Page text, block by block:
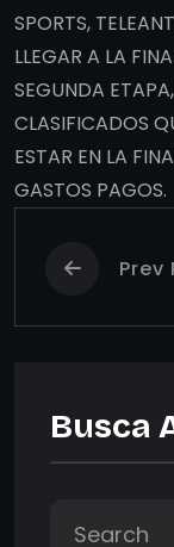
SPORTS,
LLEGAR A LA
SEGUNDA
CLASIFICADOS
ESTAR EN LA
GASTOS PAGOS.
Prev
Busca